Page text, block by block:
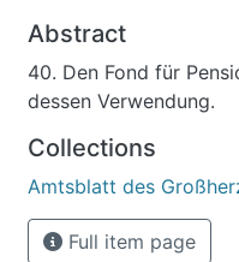
Abstract
40. Den Fond für
dessen Verwendung.
Collections
Amtsblatt des
Full item page